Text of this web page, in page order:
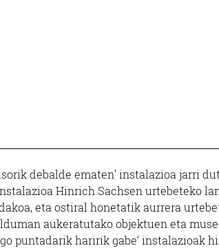
debalde ematen’ instalazioa jarri
Hinrich Sachsen urtebeteko
eta ostiral honetatik aurrera
aukeratutako objektuen eta
puntadarik haririk gabe’ instalazioak